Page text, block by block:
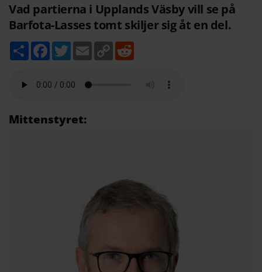
Vad partierna i Upplands Väsby vill se på
Barfota-Lasses tomt skiljer sig åt en del.
D
e
F
b
T
w
t
E
m
C
o
Mittenstyret: